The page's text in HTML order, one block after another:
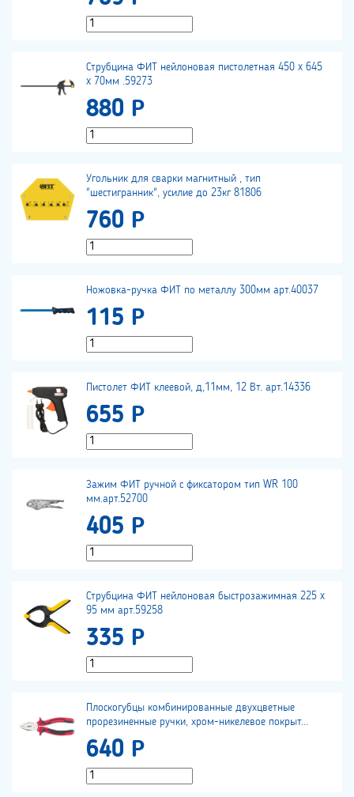
Струбцина ФИТ нейлоновая пистолетная 450 x 645
x 70мм .59273
880 Р
Угольник для сварки магнитный , тип
"шестигранник", усилие до 23кг 81806
760 Р
Ножовка-ручка ФИТ по металлу 300мм арт.40037
115 Р
Пистолет ФИТ клеевой, д,11мм, 12 Вт. арт.14336
655 Р
Зажим ФИТ ручной с фиксатором тип WR 100
мм.арт.52700
405 Р
Струбцина ФИТ нейлоновая быстрозажимная 225 x
95 мм арт.59258
335 Р
Плоскогубцы комбинированные двухцветные
прорезиненные ручки, хром-никелевое покрыт...
640 Р